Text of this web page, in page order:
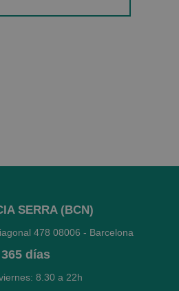
SERRA (BCN)
478 08006 - Barcelona
365 días
8.30 a 22h